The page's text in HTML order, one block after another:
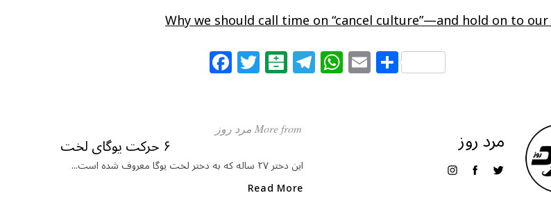
Why we should call time on “cancel culture”—and hold on to
F
a
e
b
oo
T
w
e
r
B
al
ar
in
T
el W
h E
m S
h
مرد روز More from مرد روز
۶ حرکت یوگای لخت
این دختر ۲۷ ساله که به دختر لخت یوگا معروف شده است...
Read More